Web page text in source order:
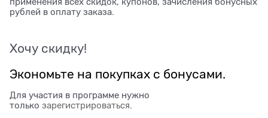
рублей в оплату заказа.
Хочу скидку!
Экономьте на покупках с бонусами.
Для участия в программе нужно
только зарегистрироваться